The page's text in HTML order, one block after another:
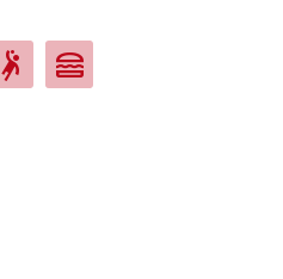
sports_handball lunch_dining